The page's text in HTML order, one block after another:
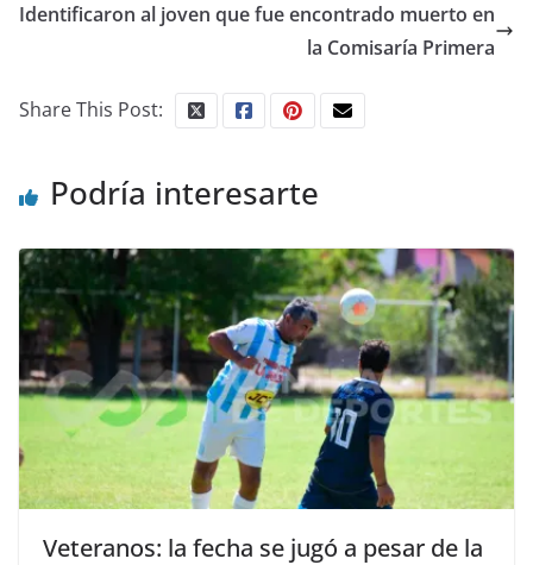
Identificaron al joven que fue encontrado muerto en
la Comisaría Primera
Share This Post:
Podría interesarte
Veteranos: la fecha se jugó a pesar de la